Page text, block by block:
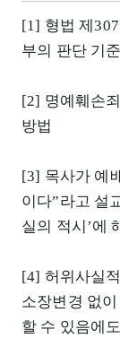
[1] 형법 제
부의 판단 기준
[2] 명예훼손
방법
[3] 목사가 예
이다”라고 설
실의 적시’에
[4] 허위사실
소장변경 없
할 수 있음에